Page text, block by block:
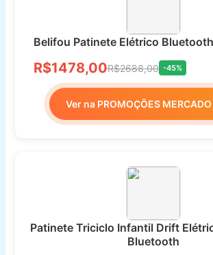
Belifou Patinete Elétrico
R$1478,00R$2688,00 -45%
Ver na PROMOÇÕES MERCADO
Patinete Triciclo Infantil Drift
Bluetooth